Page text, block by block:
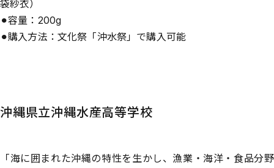
袋紗衣）
⚫︎容量：200g
⚫︎購入方法：文化祭「沖水祭」で購入可能
沖縄県立沖縄水産高等学校
「海に囲まれた沖縄の特性を生かし、漁業・海洋・食品分野